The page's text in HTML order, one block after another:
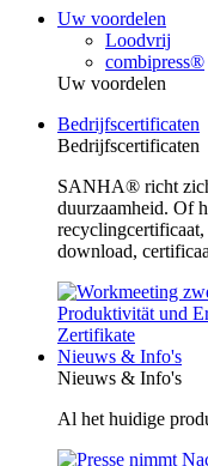
Uw voordelen
Loodvrij
combipress®
Uw voordelen
Bedrijfscertificaten
Bedrijfscertificaten
SANHA® richt
duurzaamheid. Of
download,
Nieuws & Info's
Nieuws & Info's
Al het huidige